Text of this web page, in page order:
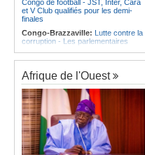
Congo de football - JST, Inter, Cara
et V Club qualifiés pour les demi-
finales
Congo-Brazzaville: Lutte contre la
corruption - Les parlementaires
Congo-Brazzaville:Santé publique
- Ollombo réceptionne son hôpital de
référence
Congo-Brazzaville:
Lutte contre
les épidémies - Les employés de la
maison de retraite Kambissi en
formation
Congo-Brazzaville:Distinction -
Darrel Ornelle Elion Assiana promue
maître-assistant Cames
Afrique de l'Ouest